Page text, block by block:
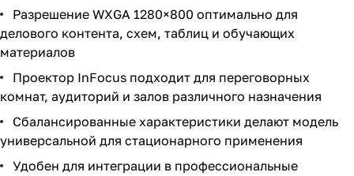
Разрешение WXGA 1280×800 оптимально для
делового контента, схем, таблиц и обучающих
материалов
Проектор InFocus подходит для переговорных
комнат, аудиторий и залов различного назначения
Сбалансированные характеристики делают модель
универсальной для стационарного применения
Удобен для интеграции в профессиональные